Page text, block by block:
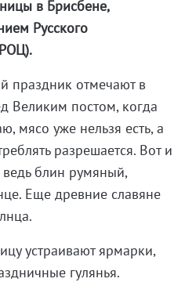
в Брисбене,
Русского
праздник отмечают в
Великим постом, когда
мясо уже нельзя есть, а
разрешается. Вот и
блин румяный,
Еще древние славяне
устраивают ярмарки,
гулянья.